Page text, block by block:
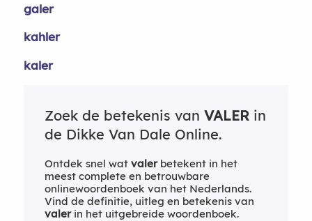
galer
kahler
kaler
Zoek de betekenis van VALERin
de Dikke Van Dale Online.
Ontdek snel wat valerbetekent in het
meest complete en betrouwbare
onlinewoordenboek van het Nederlands.
Vind de definitie, uitleg en betekenis van
valerin het uitgebreide woordenboek.